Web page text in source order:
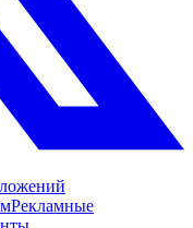
Рекламные